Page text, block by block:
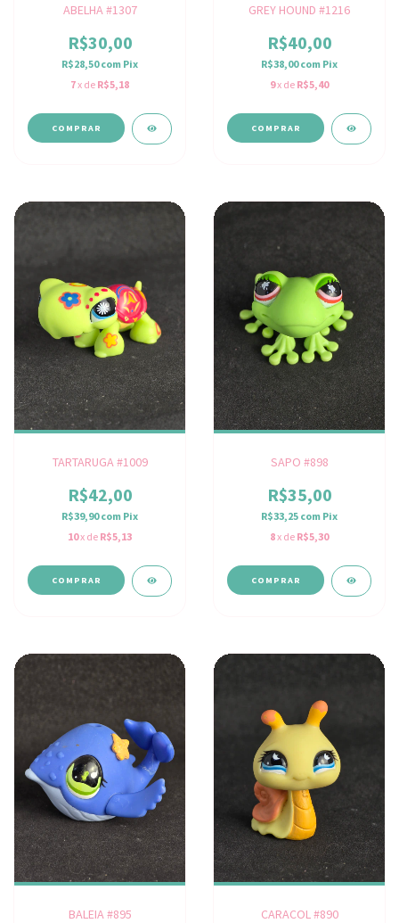
ABELHA #1307
R$30,00
R$28,50com Pix
7x de R$5,18
GREY HOUND #1216
R$40,00
R$38,00com Pix
9x de R$5,40
TARTARUGA #1009
R$42,00
R$39,90com Pix
10x de R$5,13
SAPO #898
R$35,00
R$33,25 com Pix
8x de R$5,30
BALEIA #895 CARACOL #890